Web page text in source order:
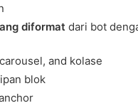
diformat dari bot
and kolase
blok